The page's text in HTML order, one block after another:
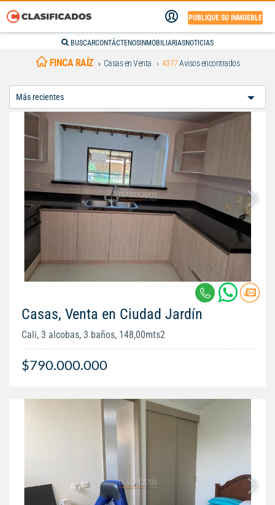
PUBLIQUE SU INMUEBLE
BUSCARCONTÁCTENOS INMOBILIARIASNOTICIAS
FINCA RAÍZ Casas en Venta 4377Avisos encontrados
Casas, Venta en Ciudad Jardín
Cali, 3 alcobas, 3 baños, 148,00mts2
$790.000.000